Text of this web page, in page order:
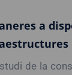
a
de la